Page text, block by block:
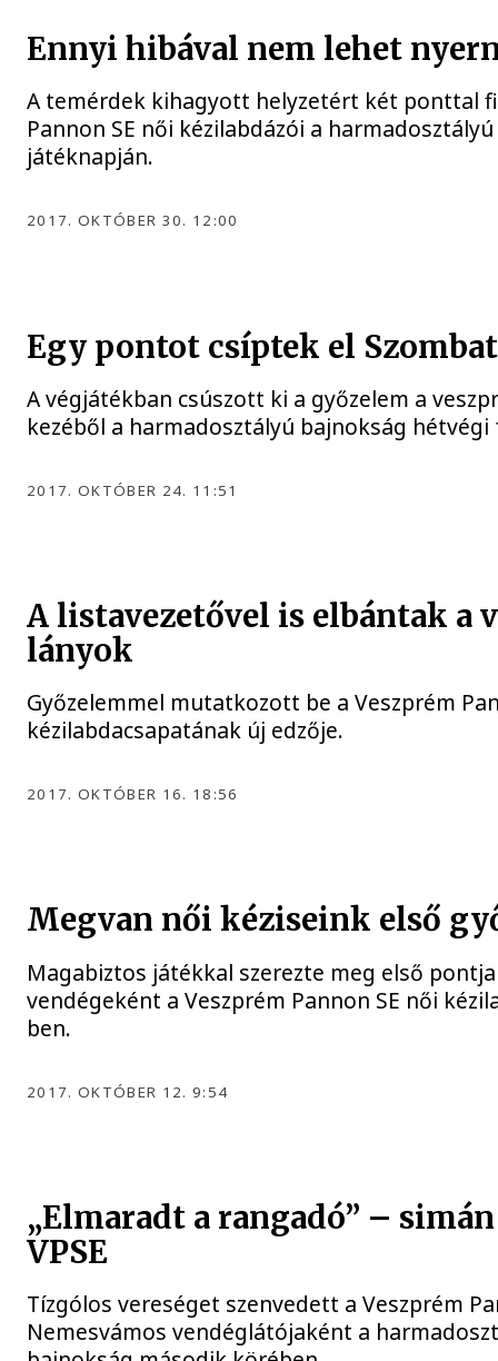
Ennyi hibával nem lehet
A temérdek kihagyott helyzetért két ponttal
Pannon SE női kézilabdázói a
játéknapján.
2017. OKTÓBER 30. 12:00
Egy pontot csíptek el
A végjátékban csúszott ki a győzelem a
kezéből a harmadosztályú bajnokság
2017. OKTÓBER 24. 11:51
A listavezetővel is elbántak a
lányok
Győzelemmel mutatkozott be a Veszprém
kézilabdacsapatának új edzője.
2017. OKTÓBER 16. 18:56
Megvan női kéziseink első
Magabiztos játékkal szerezte meg első
vendégeként a Veszprém Pannon SE női
ben.
2017. OKTÓBER 12. 9:54
„Elmaradt a rangadó” –
VPSE
Tízgólos vereséget szenvedett a Veszprém
Nemesvámos vendéglátójaként a